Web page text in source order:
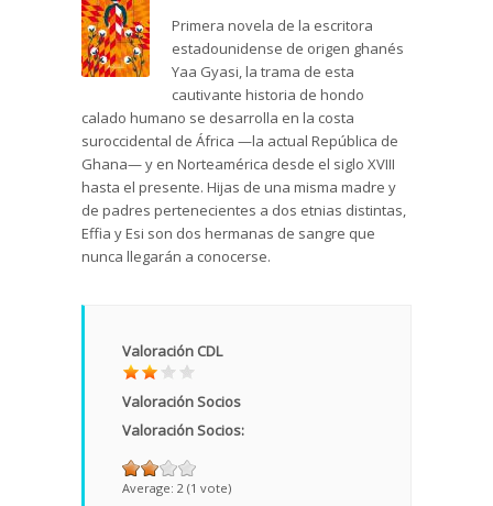
Primera novela de la escritora
estadounidense de origen ghanés
Yaa Gyasi, la trama de esta
cautivante historia de hondo
calado humano se desarrolla en la costa
suroccidental de África —la actual República de
Ghana— y en Norteamérica desde el siglo XVIII
hasta el presente. Hijas de una misma madre y
de padres pertenecientes a dos etnias distintas,
Effia y Esi son dos hermanas de sangre que
nunca llegarán a conocerse.
Valoración CDL
Valoración Socios
Valoración Socios:
Average: 2 (1 vote)